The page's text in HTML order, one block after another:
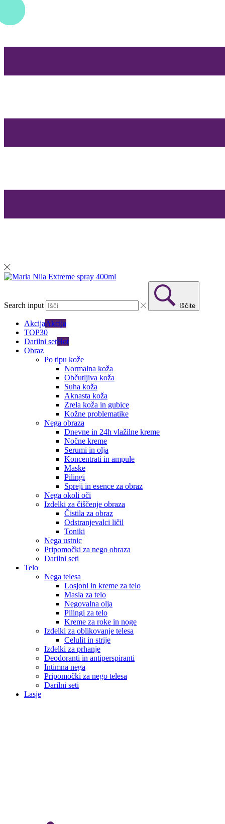
Search input Iščite
AkcijaAkcija
TOP30
Darilni setHot
Obraz
Po tipu kože
Normalna koža
Občutljiva koža
Suha koža
Aknasta koža
Zrela koža in gubice
Kožne problematike
Nega obraza
Dnevne in 24h vlažilne kreme
Nočne kreme
Serumi in olja
Koncentrati in ampule
Maske
Pilingi
Spreji in esence za obraz
Nega okoli oči
Izdelki za čiščenje obraza
Čistila za obraz
Odstranjevalci ličil
Toniki
Nega ustnic
Pripomočki za nego obraza
Darilni seti
Telo
Nega telesa
Losjoni in kreme za telo
Masla za telo
Negovalna olja
Pilingi za telo
Kreme za roke in noge
Izdelki za oblikovanje telesa
Celulit in strije
Izdelki za prhanje
Deodoranti in antiperspiranti
Intimna nega
Pripomočki za nego telesa
Darilni seti
Lasje